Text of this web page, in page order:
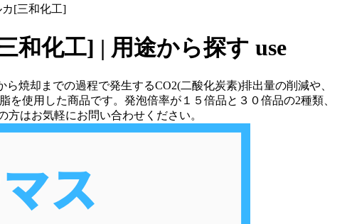
[三和化工]
和化工] | 用途から探す use
焼却までの過程で発生するCO2(二酸化炭素)排出量の削減や、
使用した商品です。発泡倍率が１５倍品と３０倍品の2種類、
はお気軽にお問い合わせください。